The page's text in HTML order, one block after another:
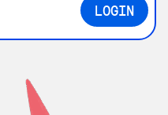
LOGIN